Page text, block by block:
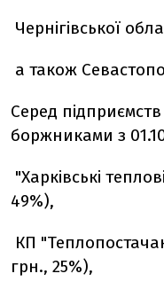
Чернігівської
а також
Серед
боржниками з
"Харківські
49%),
КП
грн., 25%),